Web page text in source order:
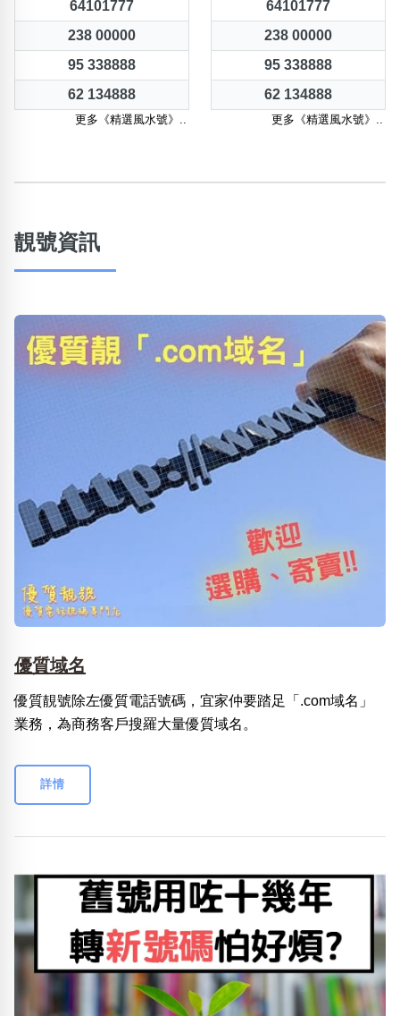
64101777
238 00000
95 338888
62 134888
更多《精選風水號》..
64101777
238 00000
95 338888
62 134888
更多《精選風水號》..
靚號資訊
優質域名
優質靚號除左優質電話號碼，宜家仲要踏足「.com域名」
業務，為商務客戶搜羅大量優質域名。
詳情